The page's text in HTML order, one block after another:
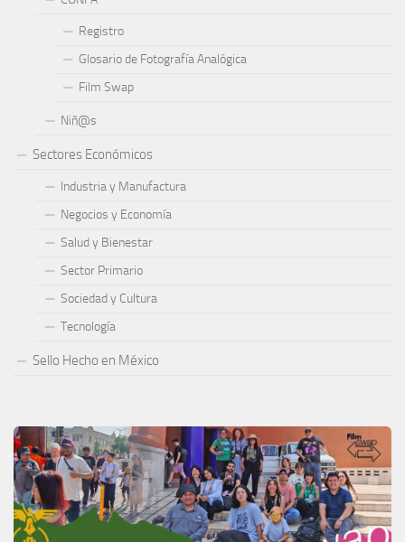
Registro
Glosario de Fotografía Analógica
Film Swap
Niñ@s
Sectores Económicos
Industria y Manufactura
Negocios y Economía
Salud y Bienestar
Sector Primario
Sociedad y Cultura
Tecnología
Sello Hecho en México